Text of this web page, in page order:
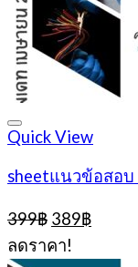
Quick View
sheetแนวข้อสอ
399฿ Original
price
was:
389฿
is:
ลดราคา!